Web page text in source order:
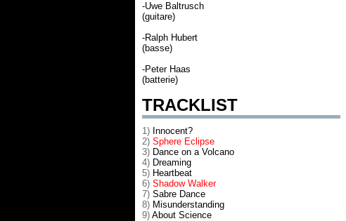
-Uwe Baltrusch
(guitare)
-Ralph Hubert
(basse)
-Peter Haas
(batterie)
TRACKLIST
1) Innocent?
2) Sphere Eclipse
3) Dance on a Volcano
4) Dreaming
5) Heartbeat
6) Shadow Walker
7) Sabre Dance
8) Misunderstanding
9) About Science